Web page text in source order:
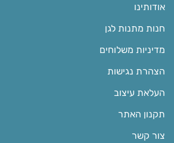
אודותינו
חנות מתנות לגן
מדיניות משלוחים
הצהרת נגישות
העלאת עיצוב
תקנון האתר
צור קשר